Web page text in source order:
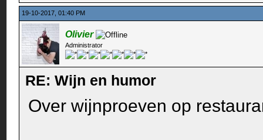
19-10-2017, 01:40 PM
Olivier
Administrator
RE: Wijn en humor
Over wijnproeven op